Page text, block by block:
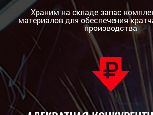
Храним на складе запас
материалов для обеспечения
производства